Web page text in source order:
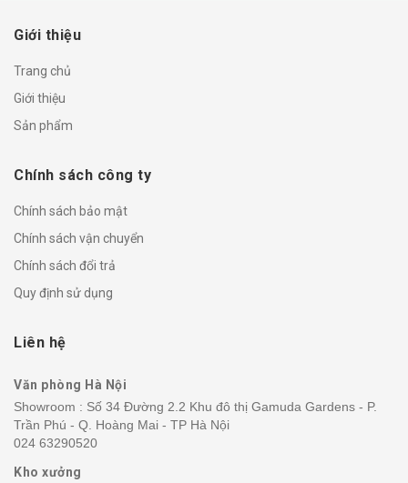
Giới thiệu
Trang chủ
Giới thiệu
Sản phẩm
Chính sách công ty
Chính sách bảo mật
Chính sách vận chuyển
Chính sách đổi trả
Quy định sử dụng
Liên hệ
Văn phòng Hà Nội
Showroom : Số 34 Đường 2.2 Khu đô thị Gamuda Gardens - P.
Trần Phú - Q. Hoàng Mai - TP Hà Nội
024 63290520
Kho xưởng